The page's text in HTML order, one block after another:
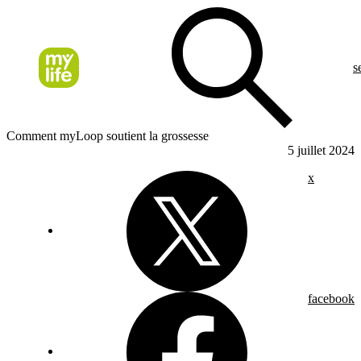
Comment myLoop soutient la grossesse
5 juillet 2024
x
facebook